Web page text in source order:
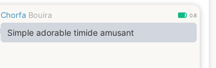
Chorfa Bouira 0.8
Simple adorable timide amusant